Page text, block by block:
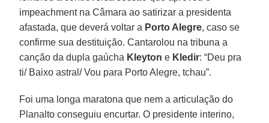
impeachment na Câmara ao satirizar a presidenta
afastada, que deverá voltar a Porto Alegre, caso se
confirme sua destituição. Cantarolou na tribuna a
canção da dupla gaúcha Kleyton e Kledir: “Deu pra
ti/ Baixo astral/ Vou para Porto Alegre, tchau”.
Foi uma longa maratona que nem a articulação do
Planalto conseguiu encurtar. O presidente interino,